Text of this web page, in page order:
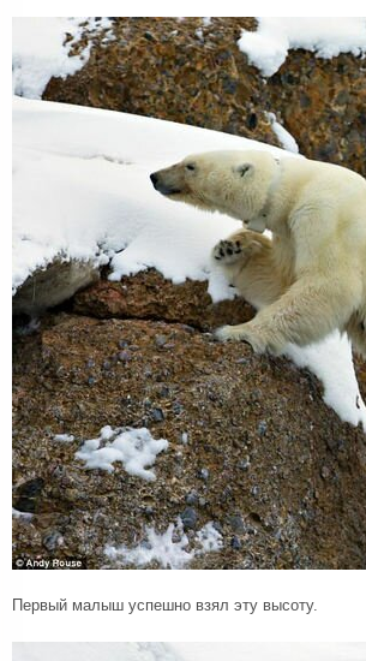
Первый малыш успешно взял эту высоту.